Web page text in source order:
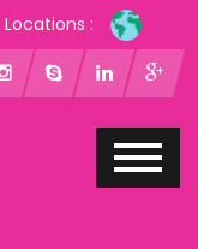
Locations :